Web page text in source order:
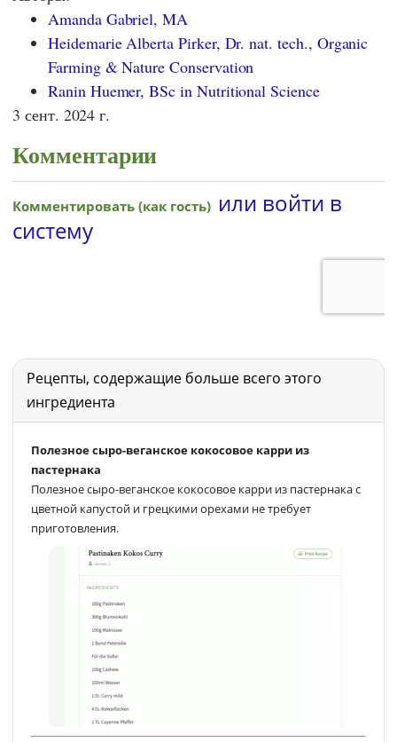
Amanda Gabriel, MA
Heidemarie Alberta Pirker, Dr. nat. tech., Organic
Farming & Nature Conservation
Ranin Huemer, BSc in Nutritional Science
3 сент. 2024 г.
Комментарии
Рецепты, содержащие больше всего этого
ингредиента
Полезное сыро-веганское кокосовое карри из
пастернака
Полезное сыро-веганское кокосовое карри из пастернака с
цветной капустой и грецкими орехами не требует
приготовления.